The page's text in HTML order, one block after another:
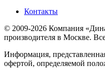
Контакты
© 2009-2026 Компания
производителя в Москве.
Информация,
офертой, определяемой